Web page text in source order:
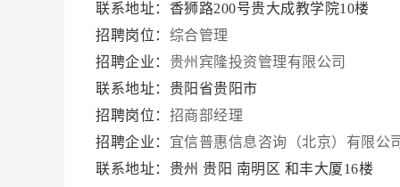
联系地址：香狮路200号贵大成教学院10楼
招聘岗位： 综合管理
招聘企业： 贵州宾隆投资管理有限公司
联系地址：贵阳省贵阳市
招聘岗位： 招商部经理
招聘企业： 宜信普惠信息咨询（北京）有限公
联系地址：贵州 贵阳 南明区 和丰大厦16楼